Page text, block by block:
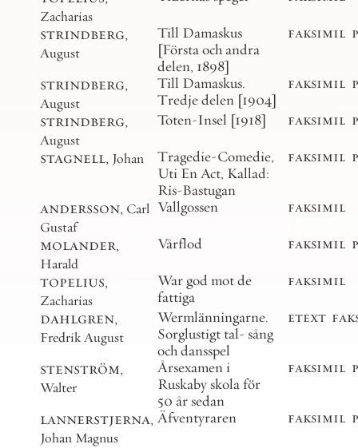
Zacharias
strindberg,
August
Till Damaskus
[Första och andra
delen, 1898]
faksimil
strindberg,
August
Till Damaskus.
Tredje delen [1904]
faksimil
strindberg,
August
Toten-Insel [1918] faksimil
stagnell, Johan
Tragedie-Comedie,
Uti En Act, Kallad:
Ris-Bastugan
faksimil
andersson, Carl
Gustaf
Vallgossen faksimil
molander,
Harald
Vårflod faksimil
topelius,
Zacharias
War god mot de
fattiga
faksimil
dahlgren,
Fredrik August
Wermlänningarne.
Sorglustigt tal- sång
och dansspel
etext
stenström,
Walter
Årsexamen i
Ruskaby skola för
50 år sedan
faksimil
lannerstjerna,
Johan Magnus
Äfventyraren faksimil